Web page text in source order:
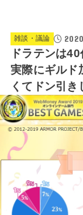
雑談・議論
ドラテンは
実際にギルド
くてドン引き